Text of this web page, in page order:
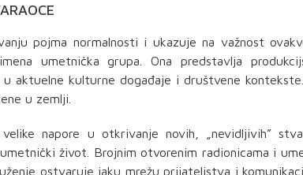
pojma normalnosti i ukazuje na važnost
umetnička grupa. Ona predstavlja
aktuelne kulturne događaje i društvene
u zemlji.
napore u otkrivanje novih, „nevidljivih”
život. Brojnim otvorenim radionicama i
ostvaruje jaku mrežu prijateljstva i